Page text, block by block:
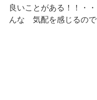
良いことがある！！・
んな　気配を感じるので